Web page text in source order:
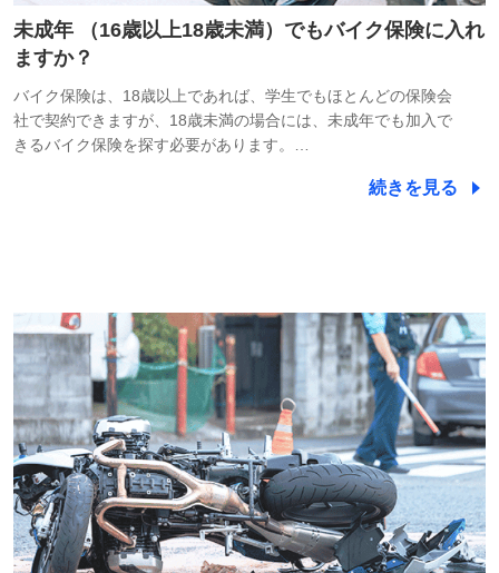
未成年 （16歳以上18歳未満）でもバイク保険に入れ
ますか？
バイク保険は、18歳以上であれば、学生でもほとんどの保険会
社で契約できますが、18歳未満の場合には、未成年でも加入で
きるバイク保険を探す必要があります。…
続きを見る